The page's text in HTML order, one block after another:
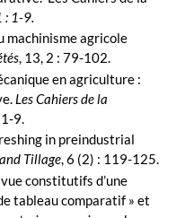
: 1-9.
machinisme agricole
, 13, 2 : 79-102.
en agriculture :
Les Cahiers de la
9.
in preindustrial
Tillage, 6 (2) : 119-125.
constitutifs d’une
tableau comparatif » et